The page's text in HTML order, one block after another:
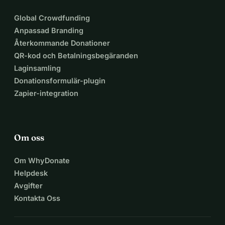
och lättnad till Janas familj.
Tack för att du står med Jana och
hennes familj i Gaza ‍🩹
Global Crowdfunding
Anpassad Branding
Återkommande Donationer
QR-kod och Betalningsbegäranden
Laginsamling
Donationsformulär-plugin
Zapier-integration
Om oss
Om WhyDonate
Helpdesk
Avgifter
Kontakta Oss